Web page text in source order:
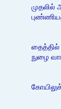
முதலில்
தைத்தில்
நுழை